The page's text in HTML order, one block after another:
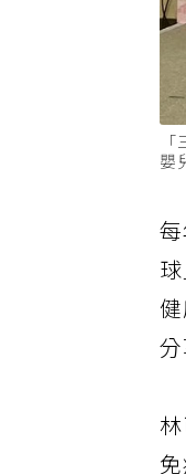
「
嬰